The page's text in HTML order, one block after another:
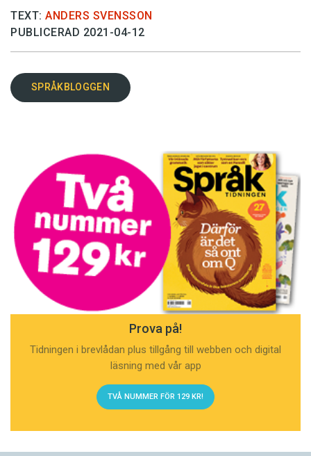
TEXT: ANDERS SVENSSON
PUBLICERAD 2021-04-12
SPRÅKBLOGGEN
Prova på!
Tidningen i brevlådan plus tillgång till webben och digital
läsning med vår app
TVÅ NUMMER FÖR 129 KR!